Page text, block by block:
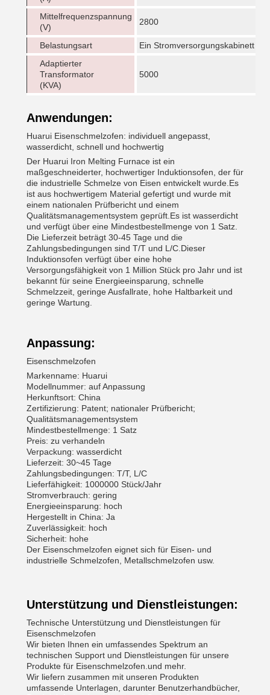
Mittelfrequenzspannung
(V)
2800
Belastungsart
Ein Stromversorgungskabinett
Adaptierter
Transformator
(KVA)
5000
Anwendungen:
Huarui Eisenschmelzofen: individuell angepasst,
wasserdicht, schnell und hochwertig
Der Huarui Iron Melting Furnace ist ein
maßgeschneiderter, hochwertiger Induktionsofen, der für
die industrielle Schmelze von Eisen entwickelt wurde.Es
ist aus hochwertigem Material gefertigt und wurde mit
einem nationalen Prüfbericht und einem
Qualitätsmanagementsystem geprüft.Es ist wasserdicht
und verfügt über eine Mindestbestellmenge von 1 Satz.
Die Lieferzeit beträgt 30-45 Tage und die
Zahlungsbedingungen sind T/T und L/C.Dieser
Induktionsofen verfügt über eine hohe
Versorgungsfähigkeit von 1 Million Stück pro Jahr und ist
bekannt für seine Energieeinsparung, schnelle
Schmelzzeit, geringe Ausfallrate, hohe Haltbarkeit und
geringe Wartung.
Anpassung:
Eisenschmelzofen
Markenname: Huarui
Modellnummer: auf Anpassung
Herkunftsort: China
Zertifizierung: Patent; nationaler Prüfbericht;
Qualitätsmanagementsystem
Mindestbestellmenge: 1 Satz
Preis: zu verhandeln
Verpackung: wasserdicht
Lieferzeit: 30~45 Tage
Zahlungsbedingungen: T/T, L/C
Lieferfähigkeit: 1000000 Stück/Jahr
Stromverbrauch: gering
Energieeinsparung: hoch
Hergestellt in China: Ja
Zuverlässigkeit: hoch
Sicherheit: hohe
Der Eisenschmelzofen eignet sich für Eisen- und
industrielle Schmelzofen, Metallschmelzofen usw.
Unterstützung und Dienstleistungen:
Technische Unterstützung und Dienstleistungen für
Eisenschmelzofen
Wir bieten Ihnen ein umfassendes Spektrum an
technischen Support und Dienstleistungen für unsere
Produkte für Eisenschmelzofen.und mehr.
Wir liefern zusammen mit unseren Produkten
umfassende Unterlagen, darunter Benutzerhandbücher,